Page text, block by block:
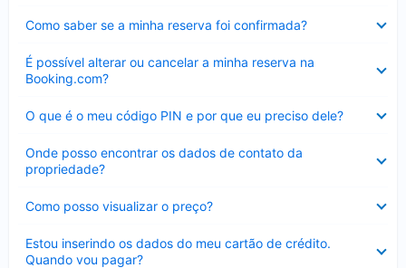
Como saber se a minha reserva foi confirmada?
É possível alterar ou cancelar a minha reserva na
Booking.com?
Contraído
O que é o meu código PIN e por que eu preciso dele?
Onde posso encontrar os dados de contato da
propriedade?
Como posso visualizar o preço?
Estou inserindo os dados do meu cartão de crédito.
Quando vou pagar?